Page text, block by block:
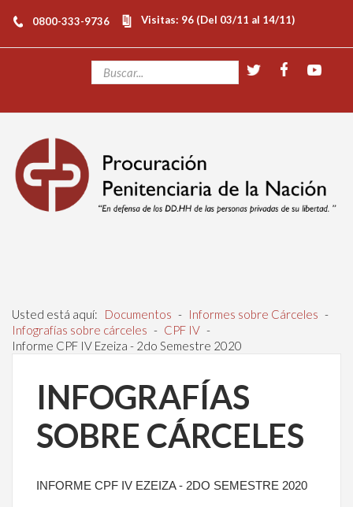
0800-333-9736 Visitas: 96 (Del 03/11 al 14/11)
Usted está aquí: Documentos - Informes sobre Cárceles -
Infografías sobre cárceles - CPF IV -
Informe CPF IV Ezeiza - 2do Semestre 2020
INFOGRAFÍAS
SOBRE CÁRCELES
INFORME CPF IV EZEIZA - 2DO SEMESTRE 2020